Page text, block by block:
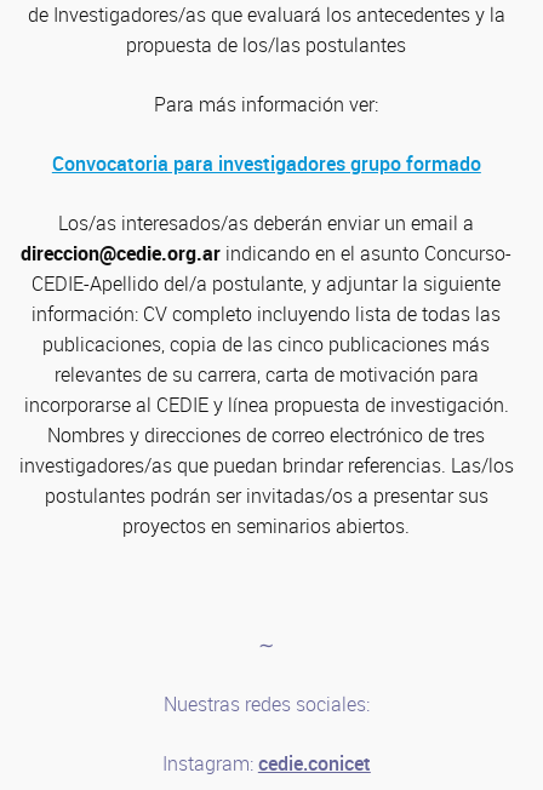
de Investigadores/as que evaluará los antecedentes y la
propuesta de los/las postulantes
Para más información ver:
Convocatoria para investigadores grupo formado
Los/as interesados/as deberán enviar un email a
direccion@cedie.org.ar indicando en el asunto Concurso-
CEDIE-Apellido del/a postulante, y adjuntar la siguiente
información: CV completo incluyendo lista de todas las
publicaciones, copia de las cinco publicaciones más
relevantes de su carrera, carta de motivación para
incorporarse al CEDIE y línea propuesta de investigación.
Nombres y direcciones de correo electrónico de tres
investigadores/as que puedan brindar referencias. Las/los
postulantes podrán ser invitadas/os a presentar sus
proyectos en seminarios abiertos.
∼
Nuestras redes sociales:
Instagram:cedie.conicet